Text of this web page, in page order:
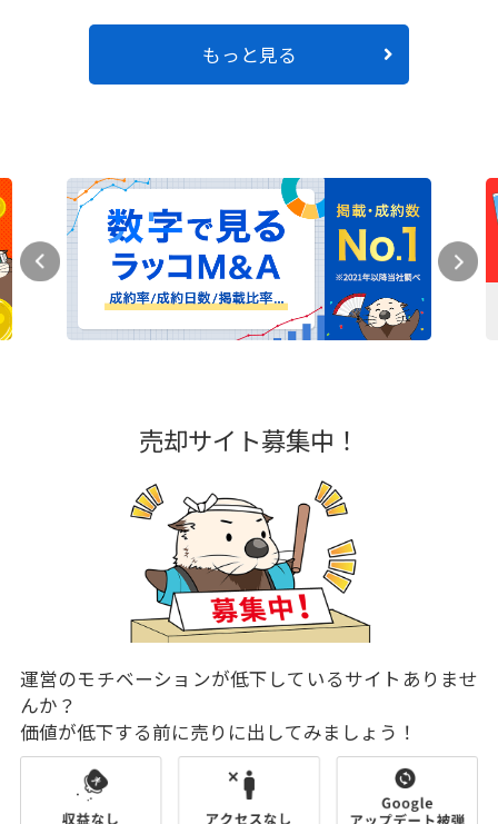
もっと見る
売却サイト募集中！
運営のモチベーションが低下しているサイトありませ
んか？
価値が低下する前に売りに出してみましょう！